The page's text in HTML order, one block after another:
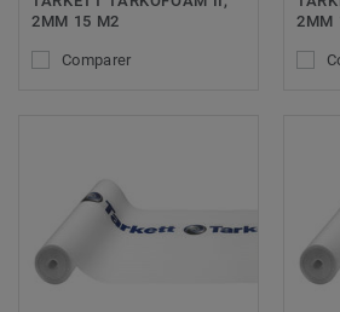
2MM 15 M2
Comparer
2MM